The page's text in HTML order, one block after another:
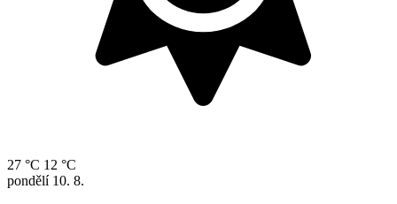
27 °C 12 °C
pondělí 10. 8.